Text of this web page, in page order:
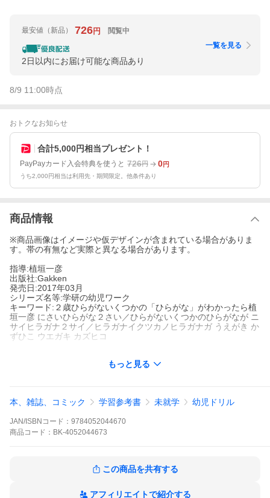
最安値 （新品） 726円 閲覧中
2日以内にお届け可能な商品あり
一覧を見る
8/9 11:00時点
おトクなお知らせ
合計5,000円相当プレゼント！
PayPayカード入会特典を使うと 726円 0円
うち2,000円相当は利用先・期間限定。他条件あり
商品情報
※商品画像はイメージや仮デザインが含まれている場合がありま
す。帯の有無など実際と異なる場合があります。
指導:植垣一彦
出版社:Gakken
発売日:2017年03月
シリーズ名等:学研の幼児ワーク
キーワード:２歳ひらがないくつかの「ひらがな」がわかったら植
垣一彦 にさいひらがな２さい／ひらがないくつかのひらがなが ニ
サイヒラガナ２サイ／ヒラガナイクツカノヒラガナガ うえがき か
ずひこ ウエガキ カズヒコ
シリーズ名等: 学研の幼児ワーク
２歳では名詞を中心とした語彙が増え、絵本の文字に興味を示す
子どもが多くなる。あいうえお順に清音４６文字を、指でなぞる
おけいこを中心に、クレヨンでの線引き、シール貼りなどで文字
※本データはこの商品が発売された時点の情報です。
もっと見る
本、雑誌、コミック 学習参考書 未就学 幼児ドリル
JAN/ISBNコード： 9784052044670
商品 コード： BK-4052044673
この商品を共有する
アフィリエイトで紹介する